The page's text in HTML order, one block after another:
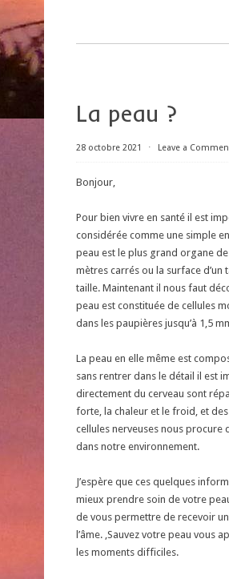
La peau ?
28 octobre 2021 ⋅ Leave a
Bonjour,
Pour bien vivre en santé il est
considérée comme une simple
peau est le plus grand organe
mètres carrés ou la surface
taille. Maintenant il nous faut
peau est constituée de cellules
dans les paupières jusqu’à 1,5
La peau en elle même est
sans rentrer dans le détail il est
directement du cerveau sont
forte, la chaleur et le froid, et
cellules nerveuses nous
dans notre environnement.
J’espère que ces quelques
mieux prendre soin de votre
de vous permettre de recevoir
l’âme. ,Sauvez votre peau vous
les moments difficiles.